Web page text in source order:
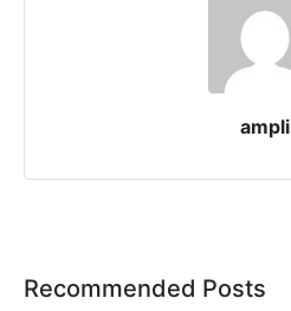
ampli
Recommended Posts